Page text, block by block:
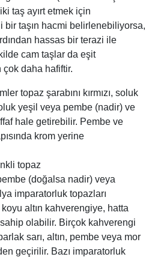
taş ayırt etmek için
bir taşın hacmi belirlenebiliyorsa,
hassas bir terazi ile
cam taşlar da eşit
daha hafiftir.
topaz şarabını kırmızı, soluk
yeşil veya pembe (nadir) ve
hale getirebilir. Pembe ve
krom yerine
topaz
(doğalsa nadir) veya
imparatorluk topazları
altın kahverengiye, hatta
olabilir. Birçok kahverengi
sarı, altın, pembe veya mor
geçirilir. Bazı imparatorluk